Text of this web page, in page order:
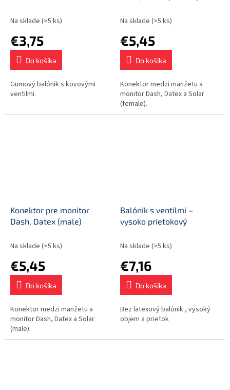
Na sklade (>5 ks)
€3,75
Do košíka
Gumový balónik s kovovými
ventilmi.
Na sklade (>5 ks)
€5,45
Do košíka
Konektor medzi manžetu a
monitor Dash, Datex a Solar
(female).
Konektor pre monitor
Dash, Datex (male)
Na sklade (>5 ks)
€5,45
Do košíka
Konektor medzi manžetu a
monitor Dash, Datex a Solar
(male).
Balónik s ventilmi –
vysoko prietokový
Na sklade (>5 ks)
€7,16
Do košíka
Bez latexový balónik , vysoký
objem a prietok